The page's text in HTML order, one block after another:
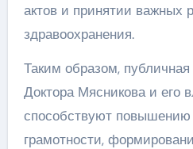
актов и принятии важных
здравоохранения.
Таким образом, публичная
Доктора Мясникова и его
способствуют
грамотности,